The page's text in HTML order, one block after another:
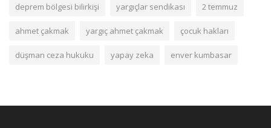
deprem bölgesi bilirkişi yargıçlar sendikası 2 temmuz
ahmet çakmak yargıç ahmet çakmak çocuk hakları
düşman ceza hukuku yapay zeka enver kumbasar